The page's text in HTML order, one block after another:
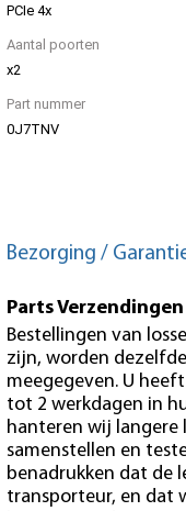
PCIe 4x
Aantal poorten
x2
Part nummer
0J7TNV
Bezorging /
Parts Verzendingen
Bestellingen van
zijn, worden
meegegeven. U
tot 2 werkdagen in
hanteren wij
samenstellen en
benadrukken dat de
transporteur, en dat